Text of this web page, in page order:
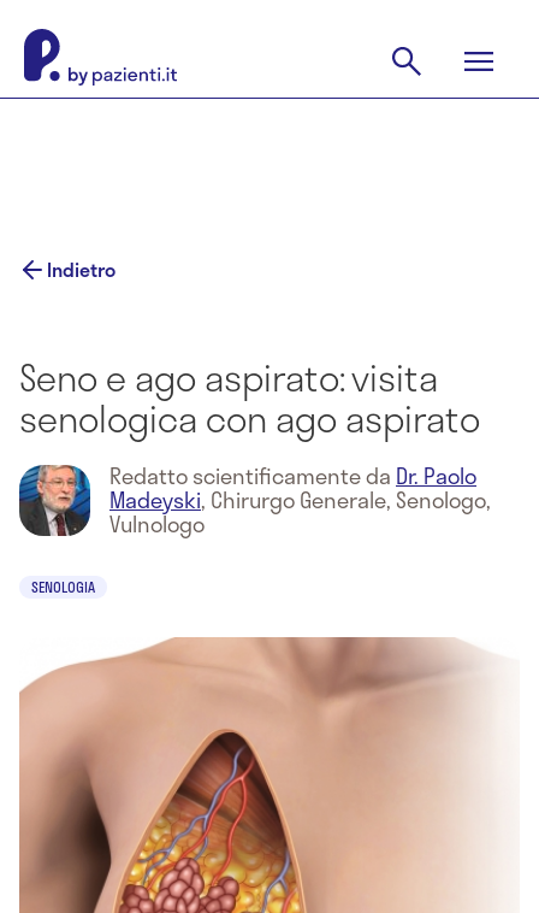
Indietro
Seno e ago aspirato: visita
senologica con ago aspirato
Redatto scientificamente da Dr. Paolo
Madeyski, Chirurgo Generale, Senologo,
Vulnologo
SENOLOGIA